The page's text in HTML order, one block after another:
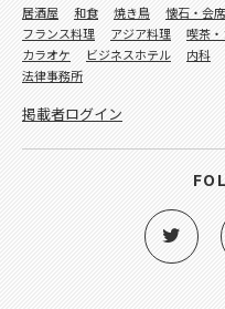
居酒屋 和食 焼き鳥 懐石・会
フランス料理
アジア料理 喫茶・
カラオケ
ビジネスホテル 内科
法律事務所
掲載者ログイン